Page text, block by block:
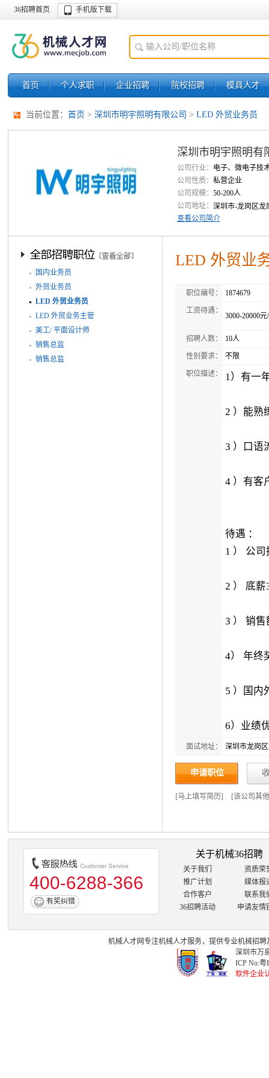
36招聘首页 手机版下载
首页 个人求职 企业招聘 院校招聘 模具人才
当前位置： 首页 > 深圳市明宇照明有限公司 > LED 外贸业务员
深圳市明宇照明有
公司行业：
电子、微电子技
公司性质： 私营企业
公司规模： 50-200人
公司地址： 深圳市-龙岗区龙
查看公司简介
国内业务员
外贸业务员
LED 外贸业务员
LED 外贸业务主管
美工/ 平面设计师
销售总监
销售总监
LED 外贸业
职位编号： 1874679
工资待遇：
3000-20000元
招聘人数： 10人
性别要求： 不限
职位描述： 1）有一
2 ）能熟
3 ）口语
4 ）有客
待遇 ：
1 ） 公
2 ） 底
3 ） 销
4） 年终
5 ）国内
6）业绩
面试地址： 深圳市龙岗
申请职位
[马上填写简历] [该公司其
400-6288-366
有奖纠错
关于机械36招聘
关于我们
资质荣
推广计划
媒体报
合作客户
联系我
36招聘活动
申请友情
机械人才网专注机械人才服务，提供专业机械招聘
深圳市万
ICP No:粤
软件企业